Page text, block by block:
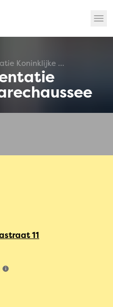
Beveiliger, orientatie Koninklijke Marechaussee
11
i